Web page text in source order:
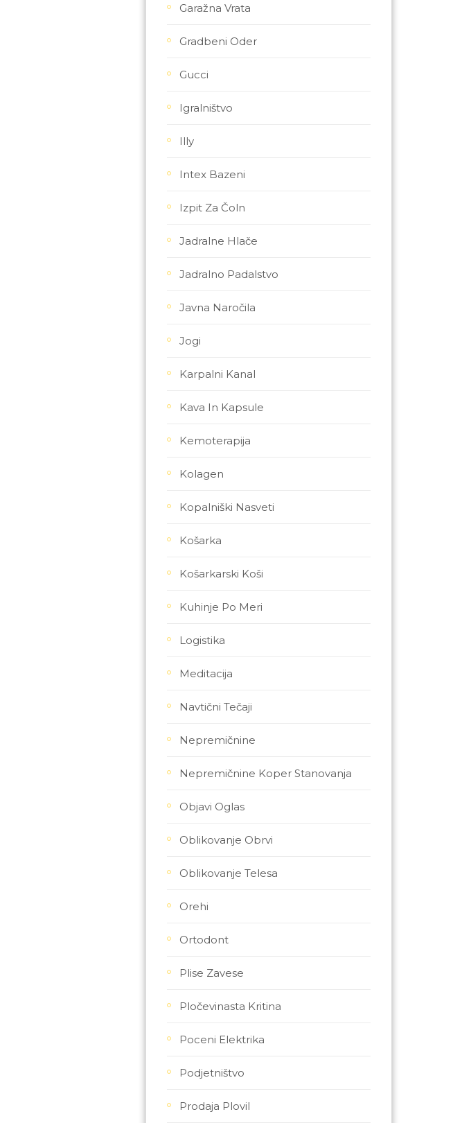
Garažna Vrata
Gradbeni Oder
Gucci
Igralništvo
Illy
Intex Bazeni
Izpit Za Čoln
Jadralne Hlače
Jadralno Padalstvo
Javna Naročila
Jogi
Karpalni Kanal
Kava In Kapsule
Kemoterapija
Kolagen
Kopalniški Nasveti
Košarka
Košarkarski Koši
Kuhinje Po Meri
Logistika
Meditacija
Navtični Tečaji
Nepremičnine
Nepremičnine Koper Stanovanja
Objavi Oglas
Oblikovanje Obrvi
Oblikovanje Telesa
Orehi
Ortodont
Plise Zavese
Pločevinasta Kritina
Poceni Elektrika
Podjetništvo
Prodaja Plovil